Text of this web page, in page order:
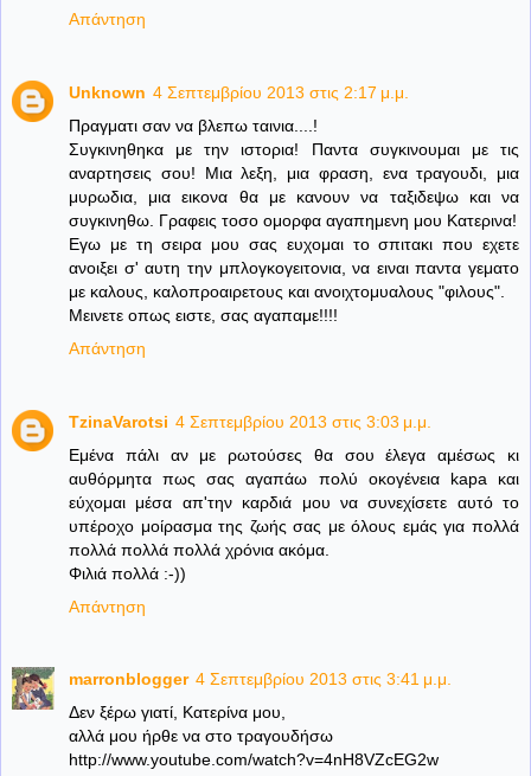
Απάντηση
Unknown 4 Σεπτεμβρίου 2013 στις 2:17 μ.μ.
Πραγματι σαν να βλεπω ταινια....!
Συγκινηθηκα με την ιστορια! Παντα συγκινουμαι με τις
αναρτησεις σου! Μια λεξη, μια φραση, ενα τραγουδι, μια
μυρωδια, μια εικονα θα με κανουν να ταξιδεψω και να
συγκινηθω. Γραφεις τοσο ομορφα αγαπημενη μου Κατερινα!
Εγω με τη σειρα μου σας ευχομαι το σπιτακι που εχετε
ανοιξει σ' αυτη την μπλογκογειτονια, να ειναι παντα γεματο
με καλους, καλοπροαιρετους και ανοιχτομυαλους "φιλους".
Μεινετε οπως ειστε, σας αγαπαμε!!!!
Απάντηση
TzinaVarotsi 4 Σεπτεμβρίου 2013 στις 3:03 μ.μ.
Εμένα πάλι αν με ρωτούσες θα σου έλεγα αμέσως κι
αυθόρμητα πως σας αγαπάω πολύ οκογένεια kapa και
εύχομαι μέσα απ'την καρδιά μου να συνεχίσετε αυτό το
υπέροχο μοίρασμα της ζωής σας με όλους εμάς για πολλά
πολλά πολλά πολλά χρόνια ακόμα.
Φιλιά πολλά :-))
Απάντηση
marronblogger 4 Σεπτεμβρίου 2013 στις 3:41 μ.μ.
Δεν ξέρω γιατί, Κατερίνα μου,
αλλά μου ήρθε να στο τραγουδήσω
http://www.youtube.com/watch?v=4nH8VZcEG2w